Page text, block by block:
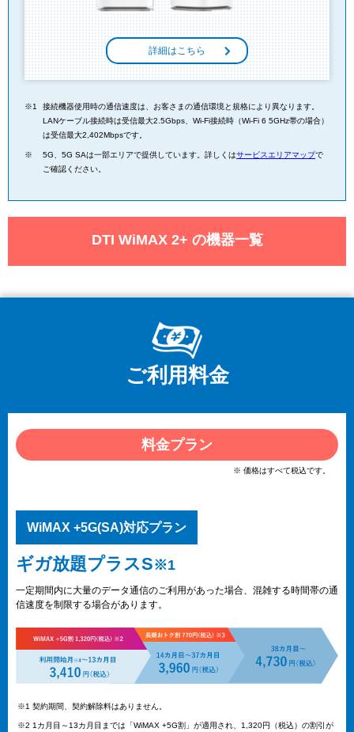
詳細はこちら
接続機器使用時の通信速度は、お客さまの通信環境と規格により異なります。
LANケーブル接続時は受信最大2.5Gbps、Wi-Fi接続時（Wi-Fi 6 5GHz帯の場合）
は受信最大2,402Mbpsです。
5G、5G SAは一部エリアで提供しています。詳しくはサービスエリアマップで
ご確認ください。
DTI WiMAX 2+ の機器一覧
ご利用料金
※ 価格はすべて税込です。
料金プラン
WiMAX +5G(SA)対応プラン
ギガ放題プラスS※1
一定期間内に大量のデータ通信のご利用があった場合、混雑する時間帯の通
信速度を制限する場合があります。
※1 契約期間、契約解除料はありません。
※2 1カ月目～13カ月目までは「WiMAX +5G割」が適用され、1,320円（税込）の割引が